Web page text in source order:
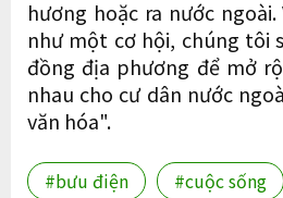
hương hoặc ra nước
như một cơ hội, chúng tôi
đồng địa phương để mở
nhau cho cư dân nước
văn hóa".
#bưu điện #cuộc sống